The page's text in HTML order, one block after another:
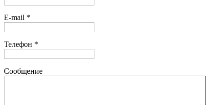
E-mail *
Телефон *
Сообщение